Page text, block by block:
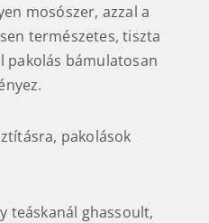
mosószer, azzal a
természetes, tiszta
pakolás bámulatosan
pakolások
teáskanál ghassoult,